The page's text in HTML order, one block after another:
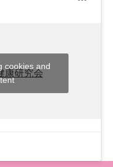
康研究会
cookies and